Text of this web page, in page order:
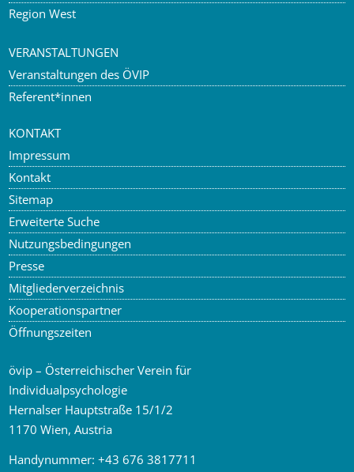
Region West
VERANSTALTUNGEN
Veranstaltungen des ÖVIP
Referent*innen
KONTAKT
Impressum
Kontakt
Sitemap
Erweiterte Suche
Nutzungsbedingungen
Presse
Mitgliederverzeichnis
Kooperationspartner
Öffnungszeiten
övip – Österreichischer Verein für
Individualpsychologie
Hernalser Hauptstraße 15/1/2
1170 Wien, Austria
Handynummer:+43 676 3817711